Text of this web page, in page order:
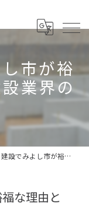
市が裕
業界の
し市が裕福な理由と愛知県建設業界の未来
な理由と